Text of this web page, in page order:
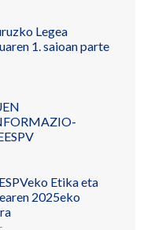
Legea
1. saioan parte
Etika eta
2025eko